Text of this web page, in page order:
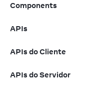
Components
APIs
APIs do Cliente
APIs do Servidor